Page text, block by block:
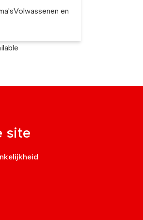
Volwassenen en
site